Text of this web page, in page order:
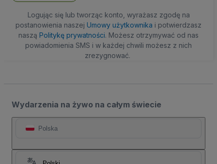
Logując się lub tworząc konto, wyrażasz zgodę na
postanowienia naszej Umowy użytkownika i potwierdzasz
naszą Politykę prywatności. Możesz otrzymywać od nas
powiadomienia SMS i w każdej chwili możesz z nich
zrezygnować.
Wydarzenia na żywo na całym świecie
Polska